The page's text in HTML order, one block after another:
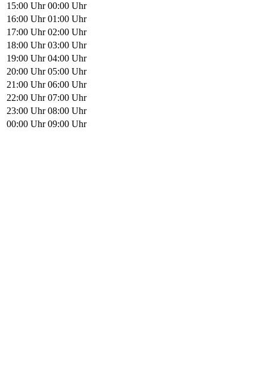
15:00 Uhr 00:00 Uhr
16:00 Uhr 01:00 Uhr
17:00 Uhr 02:00 Uhr
18:00 Uhr 03:00 Uhr
19:00 Uhr 04:00 Uhr
20:00 Uhr 05:00 Uhr
21:00 Uhr 06:00 Uhr
22:00 Uhr 07:00 Uhr
23:00 Uhr 08:00 Uhr
00:00 Uhr 09:00 Uhr